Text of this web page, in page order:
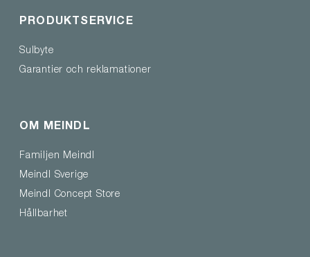
PRODUKTSERVICE
Sulbyte
Garantier och reklamationer
OM MEINDL
Familjen Meindl
Meindl Sverige
Meindl Concept Store
Hållbarhet